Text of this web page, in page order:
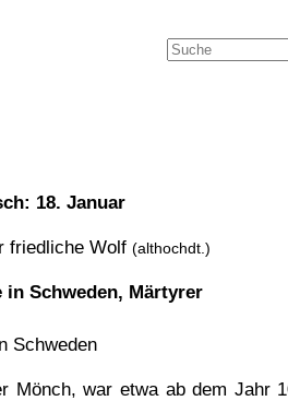
18. Januar
friedliche Wolf (althochdt.)
in Schweden, Märtyrer
Schweden
Mönch, war etwa ab dem Jahr